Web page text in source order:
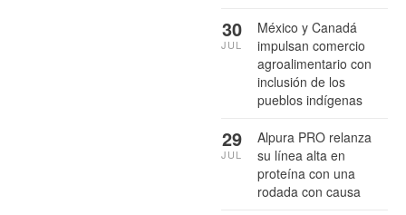
México y Canadá
impulsan comercio
agroalimentario con
inclusión de los
pueblos indígenas
30
JUL
Alpura PRO relanza
su línea alta en
proteína con una
rodada con causa
29
JUL